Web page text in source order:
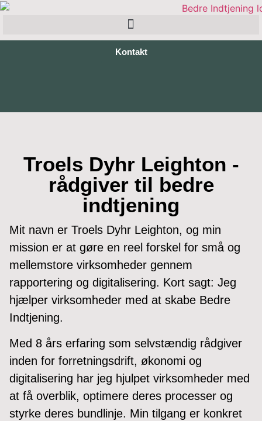
Kontakt
Troels Dyhr Leighton -
rådgiver til bedre
indtjening
Mit navn er Troels Dyhr Leighton, og min
mission er at gøre en reel forskel for små og
mellemstore virksomheder gennem
rapportering og digitalisering. Kort sagt: Jeg
hjælper virksomheder med at skabe Bedre
Indtjening.
Med 8 års erfaring som selvstændig rådgiver
inden for forretningsdrift, økonomi og
digitalisering har jeg hjulpet virksomheder med
at få overblik, optimere deres processer og
styrke deres bundlinje. Min tilgang er konkret